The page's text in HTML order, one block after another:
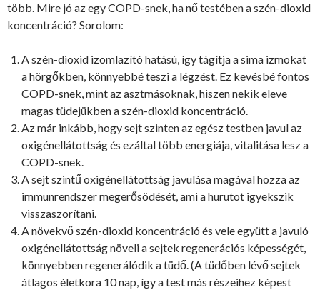
több. Mire jó az egy COPD-snek, ha nő testében a szén-dioxid
koncentráció? Sorolom:
A szén-dioxid izomlazító hatású, így tágítja a sima izmokat
a hörgőkben, könnyebbé teszi a légzést. Ez kevésbé fontos
COPD-snek, mint az asztmásoknak, hiszen nekik eleve
magas tüdejükben a szén-dioxid koncentráció.
Az már inkább, hogy sejt szinten az egész testben javul az
oxigénellátottság és ezáltal több energiája, vitalitása lesz a
COPD-snek.
A sejt szintű oxigénellátottság javulása magával hozza az
immunrendszer megerősödését, ami a hurutot igyekszik
visszaszorítani.
A növekvő szén-dioxid koncentráció és vele együtt a javuló
oxigénellátottság növeli a sejtek regenerációs képességét,
könnyebben regenerálódik a tüdő. (A tüdőben lévő sejtek
átlagos életkora 10 nap, így a test más részeihez képest